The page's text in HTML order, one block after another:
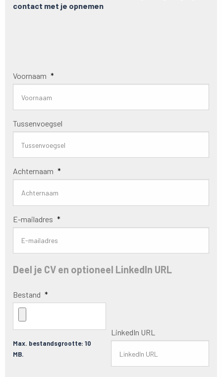
contact met je opnemen
Voornaam *
Tussenvoegsel
Achternaam *
E-mailadres *
Deel je CV en optioneel LinkedIn URL
Bestand *
Max. bestandsgrootte: 10
MB.
LinkedIn URL